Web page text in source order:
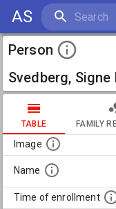
AS
Person
Svedberg,
TABLE FAMILY
Image
Name
Time of enrollment